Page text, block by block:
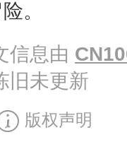
。
信息由
旧未更新
版权声明